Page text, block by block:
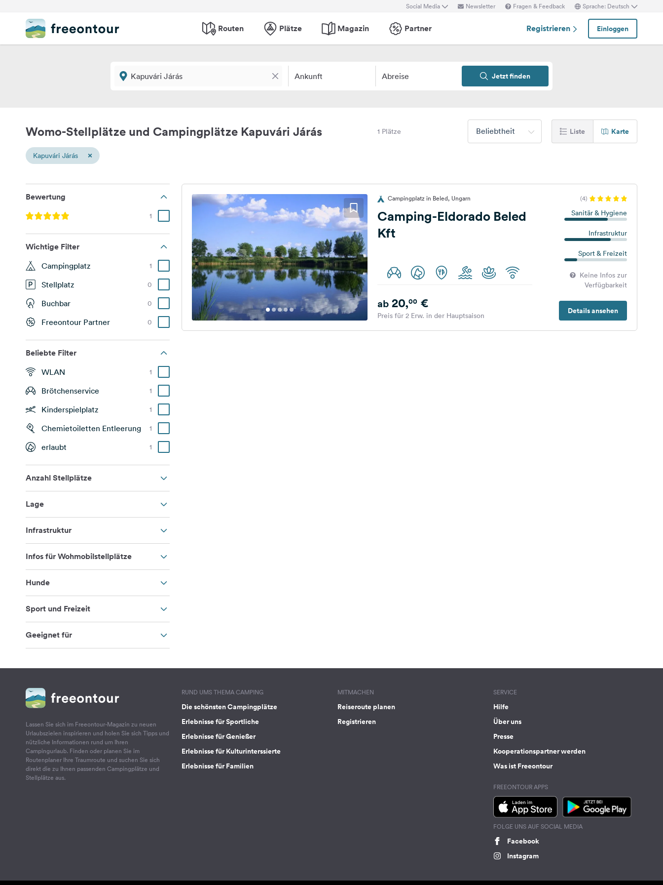
Social Media Newsletter Fragen & Feedback Sprache: Deutsch
Routen Plätze Magazin Partner Registrieren Einloggen
Ankunft Abreise Jetzt finden
Womo-Stellplätze und Campingplätze Kapuvári Járás 1 Plätze Beliebtheit Liste Karte
Kapuvári Járás ×
Bewertung
1
Wichtige Filter
Campingplatz 1
Stellplatz 0
Buchbar 0
Freeontour Partner 0
Beliebte Filter
WLAN 1
Brötchenservice 1
Kinderspielplatz 1
Chemietoiletten Entleerung 1
erlaubt 1
Anzahl Stellplätze
Lage
Infrastruktur
Infos für Wohmobilstellplätze
Hunde
Sport und Freizeit
Geeignet für
Campingplatz in Beled, Ungarn (4)
Camping-Eldorado Beled
Kft
Sanitär & Hygiene
Infrastruktur
Sport & Freizeit
Keine Infos zur
Verfügbarkeit
Details ansehen
ab20,00€
Preis für 2 Erw. in der Hauptsaison
Lassen Sie sich im Freeontour-Magazin zu neuen
Urlaubszielen inspirieren und holen Sie sich Tipps und
nützliche Informationen rund um Ihren
Campingurlaub. Finden oder planen Sie im
Routenplaner Ihre Traumroute und suchen Sie sich
direkt die zu Ihnen passenden Campingplätze und
Stellplätze aus.
RUND UMS THEMA CAMPING
Die schönsten Campingplätze
Erlebnisse für Sportliche
Erlebnisse für Genießer
Erlebnisse für Kulturinterssierte
Erlebnisse für Familien
MITMACHEN
Reiseroute planen
Registrieren
SERVICE
Hilfe
Über uns
Presse
Kooperationspartner werden
Was ist Freeontour
FREEONTOUR APPS
FOLGE UNS AUF SOCIAL MEDIA
Facebook
Instagram